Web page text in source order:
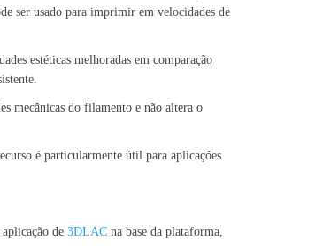
ser usado para imprimir em velocidades de
estéticas melhoradas em comparação
mecânicas do filamento e não altera o
é particularmente útil para aplicações
de 3DLAC na base da plataforma,